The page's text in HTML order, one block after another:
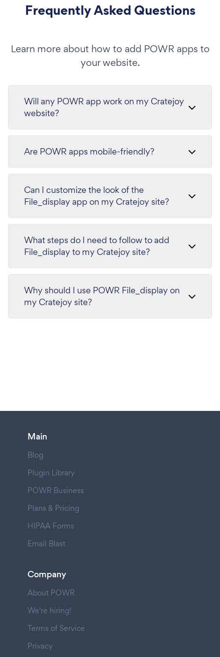
Frequently Asked Questions
Learn more about how to add POWR apps to
your website.
Will any POWR app work on my Cratejoy
website?
Are POWR apps mobile-friendly?
Can I customize the look of the
File_display app on my Cratejoy site?
What steps do I need to follow to add
File_display to my Cratejoy site?
Why should I use POWR File_display on
my Cratejoy site?
Main
Blog
Plugin Library
POWR Business
Plans & Pricing
HIPAA Forms
Email Blast
Company
About POWR
We're hiring!
Terms of Service
Privacy